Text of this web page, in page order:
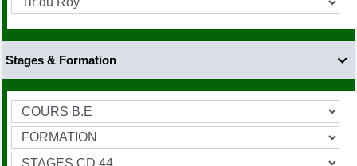

Stages & Formation